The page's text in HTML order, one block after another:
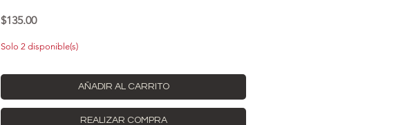
$135.00Precio
Solo 2 disponible(s)
AÑADIR AL CARRITO
REALIZAR COMPRA